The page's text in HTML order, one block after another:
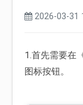
2026-03-31
1.首先需要在
图标按钮。